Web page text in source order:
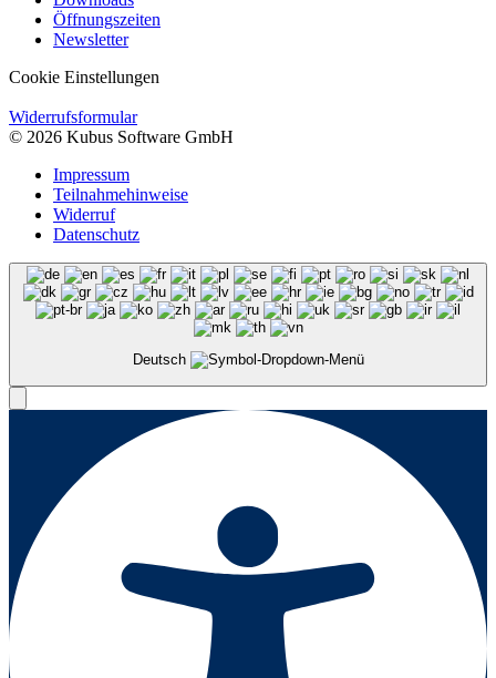
Öffnungszeiten
Newsletter
Cookie Einstellungen
Widerrufsformular
© 2026 Kubus Software GmbH
Impressum
Teilnahmehinweise
Widerruf
Datenschutz
Deutsch